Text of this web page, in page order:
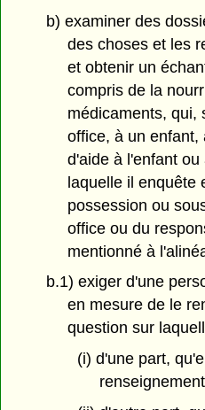
b) examiner des
des choses et les
et obtenir un
compris de la
médicaments, qui,
office, à un enfant,
d'aide à l'enfant
laquelle il enquête
possession ou
office ou du
mentionné à
b.1) exiger d'une
en mesure de le
question sur
(i) d'une part,